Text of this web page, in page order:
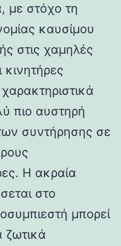
με στόχο τη
καυσίμου
στις χαμηλές
κινητήρες
πιο αυστηρή
συντήρησης σε
Η ακραία
στο
μπορεί
ζωτικά